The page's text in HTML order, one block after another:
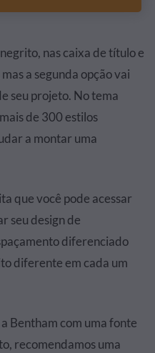
nas caixa de título e
a segunda opção vai
seu projeto. No tema
de 300 estilos
a montar uma
que você pode acessar
seu design de
diferenciado
diferente em cada um
Bentham com uma fonte
recomendamos uma